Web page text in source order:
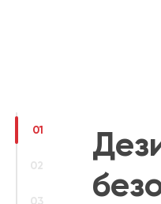
01
02
03